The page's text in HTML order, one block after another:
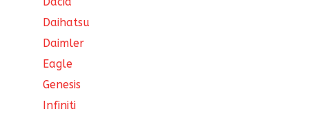
Daihatsu
Daimler
Eagle
Genesis
Infiniti